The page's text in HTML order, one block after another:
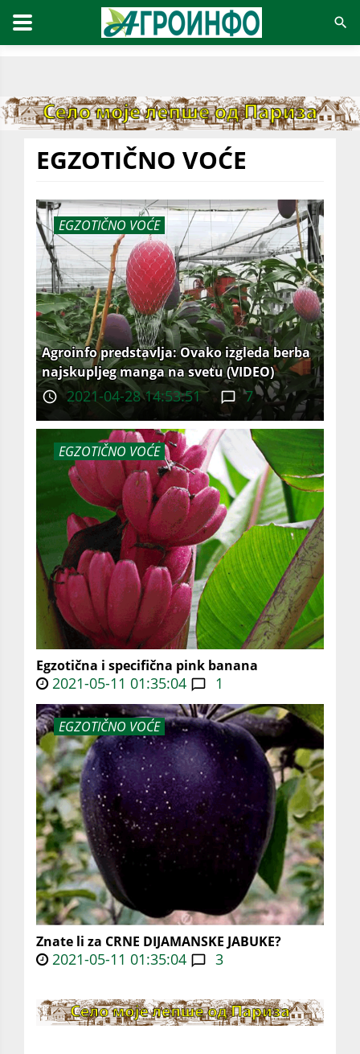
EGZOTIČNO VOĆE
EGZOTIČNO VOĆE
Agroinfo predstavlja: Ovako izgleda berba
najskupljeg manga na svetu (VIDEO)
2021-04-28 14:53:51 7
EGZOTIČNO VOĆE
Egzotična i specifična pink banana
2021-05-11 01:35:04 1
EGZOTIČNO VOĆE
Znate li za CRNE DIJAMANSKE JABUKE?
2021-05-11 01:35:04 3